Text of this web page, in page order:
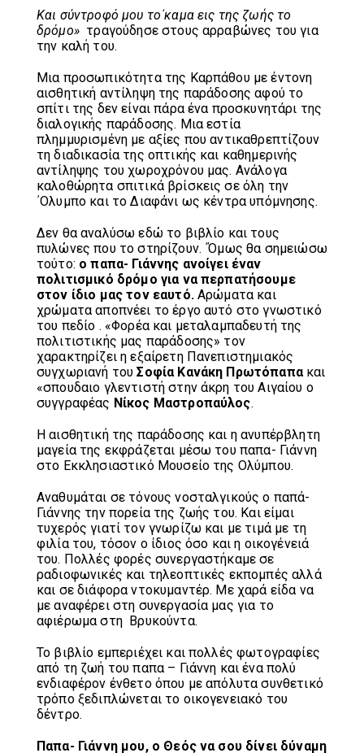
Και σύντροφό μου το΄καμα εις της ζωής το
δρόμο» τραγούδησε στους αρραβώνες του για
την καλή του.
Μια προσωπικότητα της Καρπάθου με έντονη
αισθητική αντίληψη της παράδοσης αφού το
σπίτι της δεν είναι πάρα ένα προσκυνητάρι της
διαλογικής παράδοσης. Μια εστία
πλημμυρισμένη με αξίες που αντικαθρεπτίζουν
τη διαδικασία της οπτικής και καθημερινής
αντίληψης του χωροχρόνου μας. Ανάλογα
καλοθώρητα σπιτικά βρίσκεις σε όλη την
΄Ολυμπο και το Διαφάνι ως κέντρα υπόμνησης.
Δεν θα αναλύσω εδώ το βιβλίο και τους
πυλώνες που το στηρίζουν. ΄Όμως θα σημειώσω
τούτο: ο παπα- Γιάννης ανοίγει έναν
πολιτισμικό δρόμο για να περπατήσουμε
στον ίδιο μας τον εαυτό.Αρώματα και
χρώματα αποπνέει το έργο αυτό στο γνωστικό
του πεδίο . «Φορέα και μεταλαμπαδευτή της
πολιτιστικής μας παράδοσης» τον
χαρακτηρίζει η εξαίρετη Πανεπιστημιακός
συγχωριανή του Σοφία Κανάκη Πρωτόπαπακαι
«σπουδαιο γλεντιστή στην άκρη του Αιγαίου ο
συγγραφέας Νίκος Μαστροπαύλος.
Η αισθητική της παράδοσης και η ανυπέρβλητη
μαγεία της εκφράζεται μέσω του παπα- Γιάννη
στο Εκκλησιαστικό Μουσείο της Ολύμπου.
Αναθυμάται σε τόνους νοσταλγικούς ο παπά-
Γιάννης την πορεία της ζωής του. Και είμαι
τυχερός γιατί τον γνωρίζω και με τιμά με τη
φιλία του, τόσον ο ίδιος όσο και η οικογένειά
του. Πολλές φορές συνεργαστήκαμε σε
ραδιοφωνικές και τηλεοπτικές εκπομπές αλλά
και σε διάφορα ντοκυμαντέρ. Με χαρά είδα να
με αναφέρει στη συνεργασία μας για το
αφιέρωμα στη Βρυκούντα.
Το βιβλίο εμπεριέχει και πολλές φωτογραφίες
από τη ζωή του παπα – Γιάννη και ένα πολύ
ενδιαφέρον ένθετο όπου με απόλυτα συνθετικό
τρόπο ξεδιπλώνεται το οικογενειακό του
δέντρο.
Παπα- Γιάννη μου, ο Θεός να σου δίνει δύναμη